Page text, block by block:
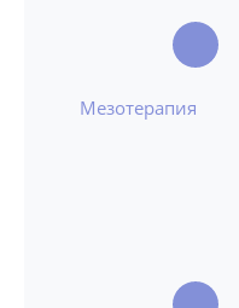
Мезотерапия